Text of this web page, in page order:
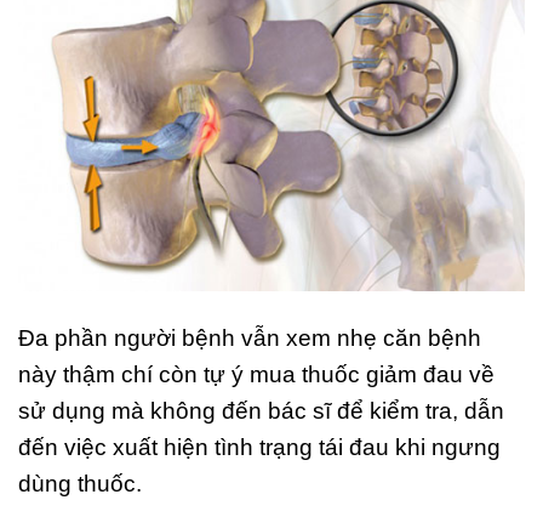
Đa phần người bệnh vẫn xem nhẹ căn bệnh
này thậm chí còn tự ý mua thuốc giảm đau về
sử dụng mà không đến bác sĩ để kiểm tra, dẫn
đến việc xuất hiện tình trạng tái đau khi ngưng
dùng thuốc.